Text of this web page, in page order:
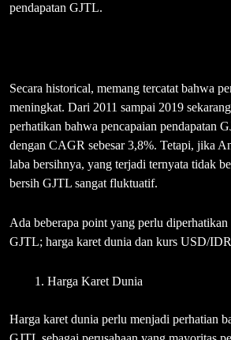
pendapatan GJTL.
Secara historical, memang tercatat bahwa
meningkat. Dari 2011 sampai 2019
perhatikan bahwa pencapaian pendapatan
dengan CAGR sebesar 3,8%. Tetapi, jika
laba bersihnya, yang terjadi ternyata tidak
bersih GJTL sangat fluktuatif.
Ada beberapa point yang perlu diperhatikan
GJTL; harga karet dunia dan kurs USD/
Harga Karet Dunia
Harga karet dunia perlu menjadi perhatian